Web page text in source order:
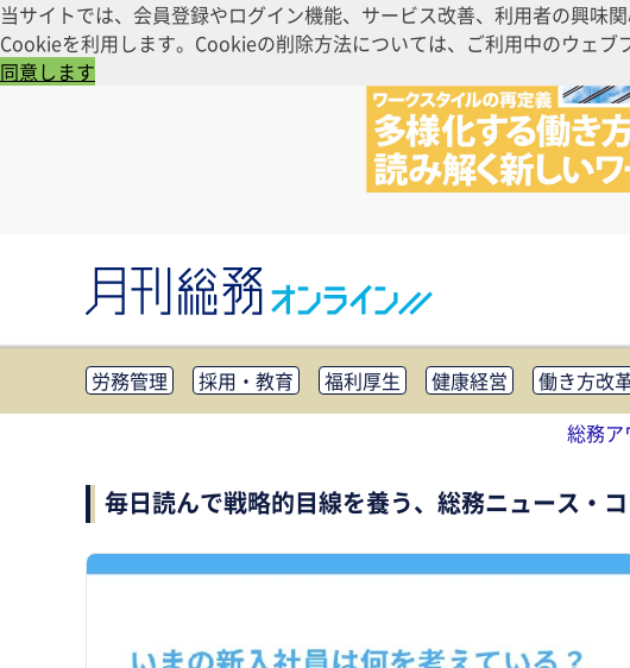
当サイトでは、会員登録やログイン機能、サービス改善、利用者の興味
Cookieを利用します。Cookieの削除方法については、ご利用中のウェ
同意します
労務管理 採用・教育 福利厚生 健康経営 働き方改
知財管理
リスクマネジメント・BCP 社外・社内広報
助成金・補助金・
総務ア
毎日読んで戦略的目線を養う、総務ニュース・